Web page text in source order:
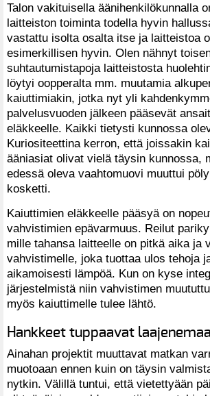
Talon vakituisella äänihenkilökunnalla
laitteiston toiminta todella hyvin
vastattu isolta osalta itse ja laitteistoa
esimerkillisen hyvin. Olen nähnyt
suhtautumistapoja laitteistosta
löytyi oopperalta mm. muutamia
kaiuttimiakin, jotka nyt yli
palvelusvuoden jälkeen pääsevät
eläkkeelle. Kaikki tietysti kunnossa
Kuriositeettina kerron, että joissakin
ääniasiat olivat vielä täysin kunnossa,
edessä oleva vaahtomuovi muuttui
kosketti.
Kaiuttimien eläkkeelle pääsyä on
vahvistimien epävarmuus. Reilut
mille tahansa laitteelle on pitkä aika ja
vahvistimelle, joka tuottaa ulos tehoja
aikamoisesti lämpöä. Kun on kyse
järjestelmistä niin vahvistimen
myös kaiuttimelle tulee lähtö.
Hankkeet tuppaavat
Ainahan projektit muuttavat matkan
muotoaan ennen kuin on täysin
nytkin. Välillä tuntui, että vietettyään